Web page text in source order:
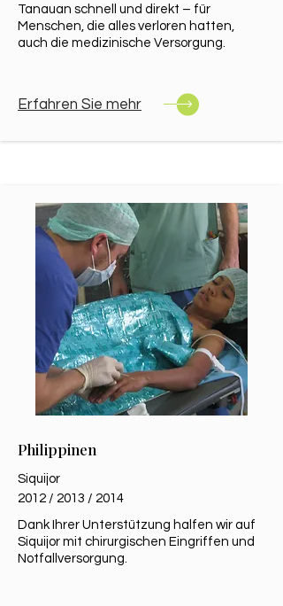
Tanauan schnell und direkt – für
Menschen, die alles verloren hatten,
auch die medizinische Versorgung.
Erfahren Sie mehr​
Philippinen
Siquijor
2012 / 2013 / 2014
Dank Ihrer Unterstützung halfen wir auf
Siquijor mit chirurgischen Eingriffen und
Notfallversorgung.